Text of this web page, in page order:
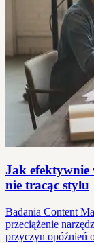
Jak efektywnie
nie tracąc stylu
Badania Content
przeciążenie
przyczyn opóźnień